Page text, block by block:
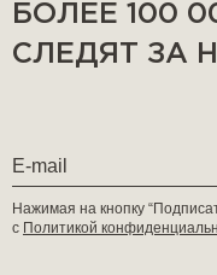
БОЛЕЕ 100
СЛЕДЯТ ЗА
Нажимая на кнопку
с Политикой